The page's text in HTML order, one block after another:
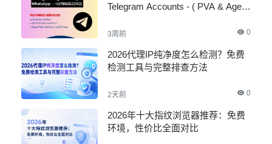
Telegram Accounts - ( PVA & Aged
3周前 0
2026代理IP纯净度怎么检测？免费
检测工具与完整排查方法
2天前 0
2026年十大指纹浏览器推荐：免费
环境，性价比全面对比